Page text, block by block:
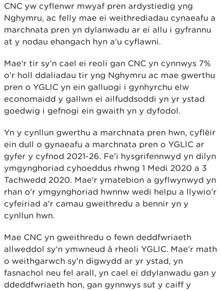
CNC yw cyflenwr mwyaf pren ardystiedig yng
Nghymru, ac felly mae ei weithrediadau cynaeafu a
marchnata pren yn dylanwadu ar ei allu i gyfrannu
at y nodau ehangach hyn a'u cyflawni.
Mae'r tir sy'n cael ei reoli gan CNC yn cynnwys 7%
o'r holl ddaliadau tir yng Nghymru ac mae gwerthu
pren o YGLlC yn ein galluogi i gynhyrchu elw
economaidd y gallwn ei ailfuddsoddi yn yr ystad
goedwig i gefnogi ein gwaith yn y dyfodol.
Yn y cynllun gwerthu a marchnata pren hwn, cyflëir
ein dull o gynaeafu a marchnata pren o YGLlC ar
gyfer y cyfnod 2021-26. Fe'i hysgrifennwyd yn dilyn
ymgynghoriad cyhoeddus rhwng 1 Medi 2020 a 3
Tachwedd 2020. Mae'r ymatebion a gyflwynwyd yn
rhan o'r ymgynghoriad hwnnw wedi helpu a llywio'r
cyfeiriad a'r camau gweithredu a bennir yn y
cynllun hwn.
Mae CNC yn gweithredu o fewn deddfwriaeth
allweddol sy'n ymwneud â rheoli YGLlC. Mae'r math
o weithgarwch sy'n digwydd ar yr ystad, yn
fasnachol neu fel arall, yn cael ei ddylanwadu gan y
ddeddfwriaeth hon, gan gynnwys sut y caiff y